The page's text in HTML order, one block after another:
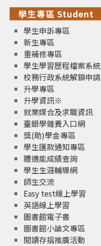
學生專區 Student
學生申訴專區
新生專區
重補修專區
學生學習歷程檔案系統
校務行政系統解鎖申請
升學專區
升學資訊※
就業媒合及求職資訊
臺銀學雜費入口網
獎(助)學金專區
學生匯款通知專區
體適能成績查詢
學生生涯輔導網
師生交流
Easy test線上學習
英語線上學習
圖書館電子書
圖書館小論文專區
閱讀存摺推廣活動